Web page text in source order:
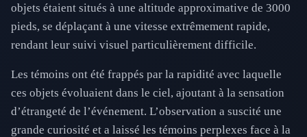
objets étaient situés à une altitude approximative de 3000
pieds, se déplaçant à une vitesse extrêmement rapide,
rendant leur suivi visuel particulièrement difficile.
Les témoins ont été frappés par la rapidité avec laquelle
ces objets évoluaient dans le ciel, ajoutant à la sensation
d’étrangeté de l’événement. L’observation a suscité une
grande curiosité et a laissé les témoins perplexes face à la